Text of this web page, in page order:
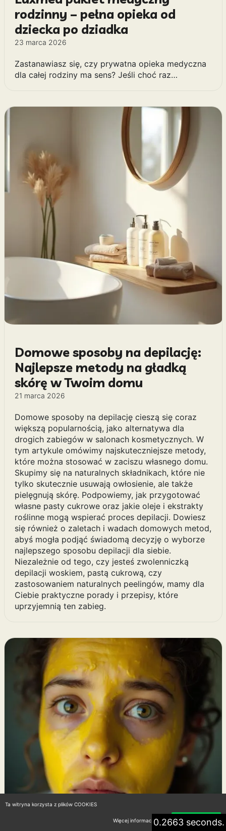
rodzinny – pełna opieka od
dziecka po dziadka
23 marca 2026
Zastanawiasz się, czy prywatna opieka medyczna
dla całej rodziny ma sens? Jeśli choć raz…
Domowe sposoby na depilację:
Najlepsze metody na gładką
skórę w Twoim domu
21 marca 2026
Domowe sposoby na depilację cieszą się coraz
większą popularnością, jako alternatywa dla
drogich zabiegów w salonach kosmetycznych. W
tym artykule omówimy najskuteczniejsze metody,
które można stosować w zaciszu własnego domu.
Skupimy się na naturalnych składnikach, które nie
tylko skutecznie usuwają owłosienie, ale także
pielęgnują skórę. Podpowiemy, jak przygotować
własne pasty cukrowe oraz jakie oleje i ekstrakty
roślinne mogą wspierać proces depilacji. Dowiesz
się również o zaletach i wadach domowych metod,
abyś mogła podjąć świadomą decyzję o wyborze
najlepszego sposobu depilacji dla siebie.
Niezależnie od tego, czy jesteś zwolenniczką
depilacji woskiem, pastą cukrową, czy
zastosowaniem naturalnych peelingów, mamy dla
Ciebie praktyczne porady i przepisy, które
uprzyjemnią ten zabieg.
0.2663 seconds.
Ta witryna korzysta z plików COOKIES
Więcej informacji Akceptuję